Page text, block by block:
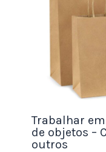
, você
armazenamento
Você pode
aos clientes sem
também pode
Há uma ampla
Trabalhar
de objetos –
outros